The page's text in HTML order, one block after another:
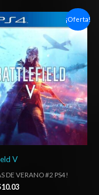
¡Oferta!
V
DE VERANO #2 PS4!
10.03
Rango
de
precios:
$6.03
hasta
$10.03